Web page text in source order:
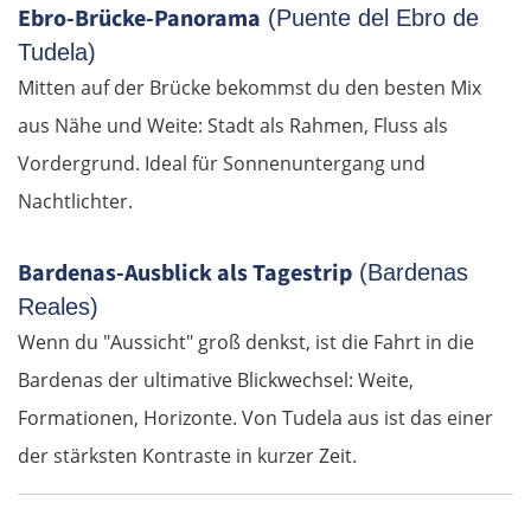
Ebro-Brücke-Panorama (Puente del Ebro de
Tudela)
Mitten auf der Brücke bekommst du den besten Mix
aus Nähe und Weite: Stadt als Rahmen, Fluss als
Vordergrund. Ideal für Sonnenuntergang und
Nachtlichter.
Bardenas-Ausblick als Tagestrip (Bardenas
Reales)
Wenn du "Aussicht" groß denkst, ist die Fahrt in die
Bardenas der ultimative Blickwechsel: Weite,
Formationen, Horizonte. Von Tudela aus ist das einer
der stärksten Kontraste in kurzer Zeit.
Pitești
Bukarest
Ruse
Rasgrad
Schumen
Nessebar